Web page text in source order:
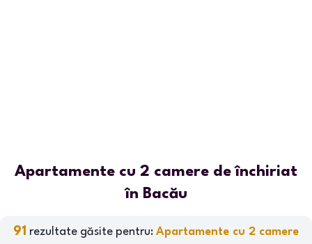
Apartamente cu 2 camere de închiriat
în Bacău
91 rezultate găsite pentru: Apartamente cu 2 camere